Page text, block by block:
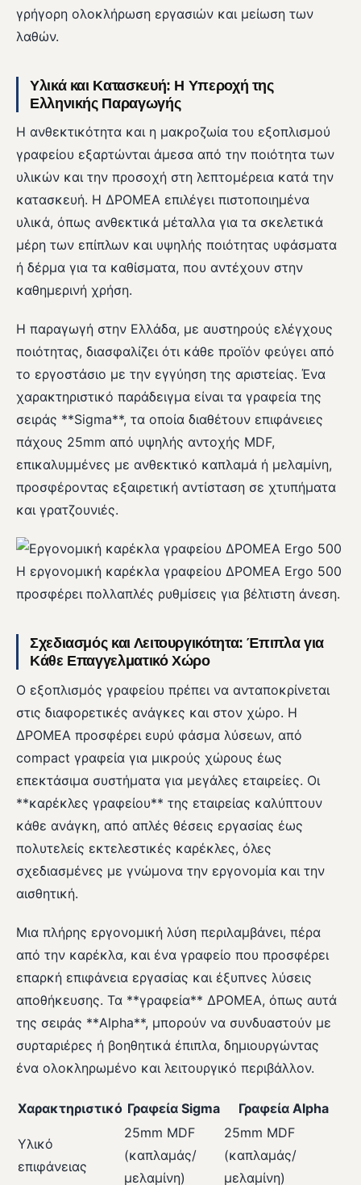
γρήγορη ολοκλήρωση εργασιών και μείωση των
λαθών.
Υλικά και Κατασκευή: Η Υπεροχή της
Ελληνικής Παραγωγής
Η ανθεκτικότητα και η μακροζωία του εξοπλισμού
γραφείου εξαρτώνται άμεσα από την ποιότητα των
υλικών και την προσοχή στη λεπτομέρεια κατά την
κατασκευή. Η ΔΡΟΜΕΑ επιλέγει πιστοποιημένα
υλικά, όπως ανθεκτικά μέταλλα για τα σκελετικά
μέρη των επίπλων και υψηλής ποιότητας υφάσματα
ή δέρμα για τα καθίσματα, που αντέχουν στην
καθημερινή χρήση.
Η παραγωγή στην Ελλάδα, με αυστηρούς ελέγχους
ποιότητας, διασφαλίζει ότι κάθε προϊόν φεύγει από
το εργοστάσιο με την εγγύηση της αριστείας. Ένα
χαρακτηριστικό παράδειγμα είναι τα γραφεία της
σειράς **Sigma**, τα οποία διαθέτουν επιφάνειες
πάχους 25mm από υψηλής αντοχής MDF,
επικαλυμμένες με ανθεκτικό καπλαμά ή μελαμίνη,
προσφέροντας εξαιρετική αντίσταση σε χτυπήματα
και γρατζουνιές.
Η εργονομική καρέκλα γραφείου ΔΡΟΜΕΑ Ergo 500
προσφέρει πολλαπλές ρυθμίσεις για βέλτιστη άνεση.
Σχεδιασμός και Λειτουργικότητα: Έπιπλα για
Κάθε Επαγγελματικό Χώρο
Ο εξοπλισμός γραφείου πρέπει να ανταποκρίνεται
στις διαφορετικές ανάγκες και στον χώρο. Η
ΔΡΟΜΕΑ προσφέρει ευρύ φάσμα λύσεων, από
compact γραφεία για μικρούς χώρους έως
επεκτάσιμα συστήματα για μεγάλες εταιρείες. Οι
**καρέκλες γραφείου** της εταιρείας καλύπτουν
κάθε ανάγκη, από απλές θέσεις εργασίας έως
πολυτελείς εκτελεστικές καρέκλες, όλες
σχεδιασμένες με γνώμονα την εργονομία και την
αισθητική.
Μια πλήρης εργονομική λύση περιλαμβάνει, πέρα
από την καρέκλα, και ένα γραφείο που προσφέρει
επαρκή επιφάνεια εργασίας και έξυπνες λύσεις
αποθήκευσης. Τα **γραφεία** ΔΡΟΜΕΑ, όπως αυτά
της σειράς **Alpha**, μπορούν να συνδυαστούν με
συρταριέρες ή βοηθητικά έπιπλα, δημιουργώντας
ένα ολοκληρωμένο και λειτουργικό περιβάλλον.
Χαρακτηριστικό Γραφεία Sigma Γραφεία Alpha
Υλικό
επιφάνειας
25mm MDF
(καπλαμάς/
μελαμίνη)
25mm MDF
(καπλαμάς/
μελαμίνη)